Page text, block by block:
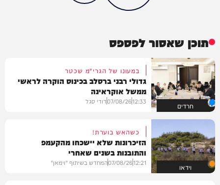
תוכן שאסור לפספס
חרדים
במעונו של הגרי"מ שכטר
גדולי רבני ברסלב בכינוס הוקרה לראשי
ממשל אוקראינה
12:33
07/08/26דודי סגל
וידאו
כשהאש בוערת!
הזיכרונות שלא יישכחו מהקעמפ
והתובנות בשנים שאחרי
12:21
07/08/26המחדש בשיתוף "וימאן"